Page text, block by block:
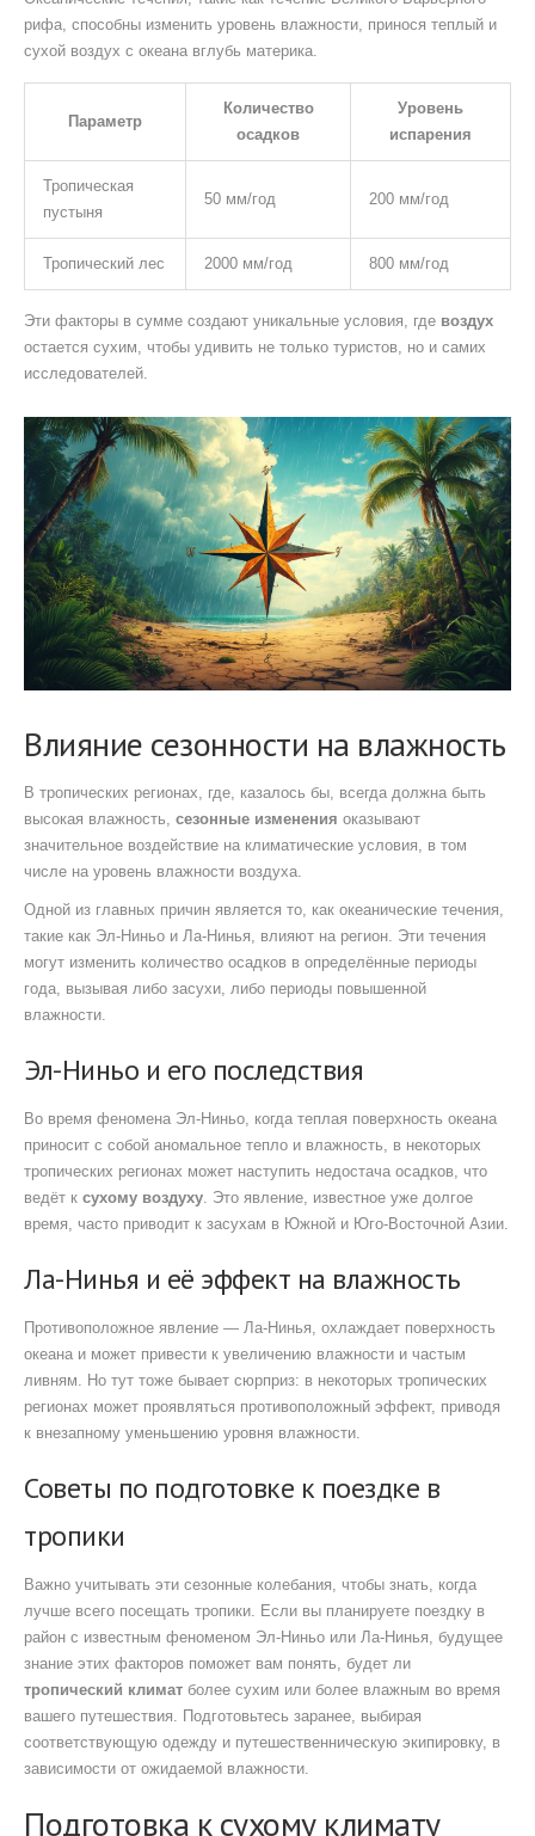
рифа, способны изменить уровень влажности, принося теплый и
сухой воздух с океана вглубь материка.
Параметр
Количество
осадков
Уровень
испарения
Тропическая
пустыня
50 мм/год 200 мм/год
Тропический лес 2000 мм/год 800 мм/год
Эти факторы в сумме создают уникальные условия, где воздух
остается сухим, чтобы удивить не только туристов, но и самих
исследователей.
Влияние сезонности на влажность
В тропических регионах, где, казалось бы, всегда должна быть
высокая влажность, сезонные изменения оказывают
значительное воздействие на климатические условия, в том
числе на уровень влажности воздуха.
Одной из главных причин является то, как океанические течения,
такие как Эл-Ниньо и Ла-Нинья, влияют на регион. Эти течения
могут изменить количество осадков в определённые периоды
года, вызывая либо засухи, либо периоды повышенной
влажности.
Эл-Ниньо и его последствия
Во время феномена Эл-Ниньо, когда теплая поверхность океана
приносит с собой аномальное тепло и влажность, в некоторых
тропических регионах может наступить недостача осадков, что
ведёт к сухому воздуху. Это явление, известное уже долгое
время, часто приводит к засухам в Южной и Юго-Восточной Азии.
Ла-Нинья и её эффект на влажность
Противоположное явление — Ла-Нинья, охлаждает поверхность
океана и может привести к увеличению влажности и частым
ливням. Но тут тоже бывает сюрприз: в некоторых тропических
регионах может проявляться противоположный эффект, приводя
к внезапному уменьшению уровня влажности.
Советы по подготовке к поездке в
тропики
Важно учитывать эти сезонные колебания, чтобы знать, когда
лучше всего посещать тропики. Если вы планируете поездку в
район с известным феноменом Эл-Ниньо или Ла-Нинья, будущее
знание этих факторов поможет вам понять, будет ли
тропический климат более сухим или более влажным во время
вашего путешествия. Подготовьтесь заранее, выбирая
соответствующую одежду и путешественническую экипировку, в
зависимости от ожидаемой влажности.
Подготовка к сухому климату